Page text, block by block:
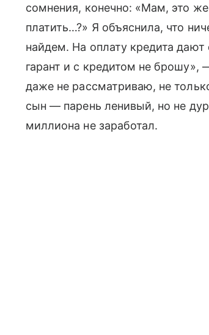
сомнения, конечно: «Мам, это
платить…?» Я объяснила, что
найдем. На оплату кредита
гарант и с кредитом не брошу»,
даже не рассматриваю, не
сын — парень ленивый, но не
миллиона не заработал.